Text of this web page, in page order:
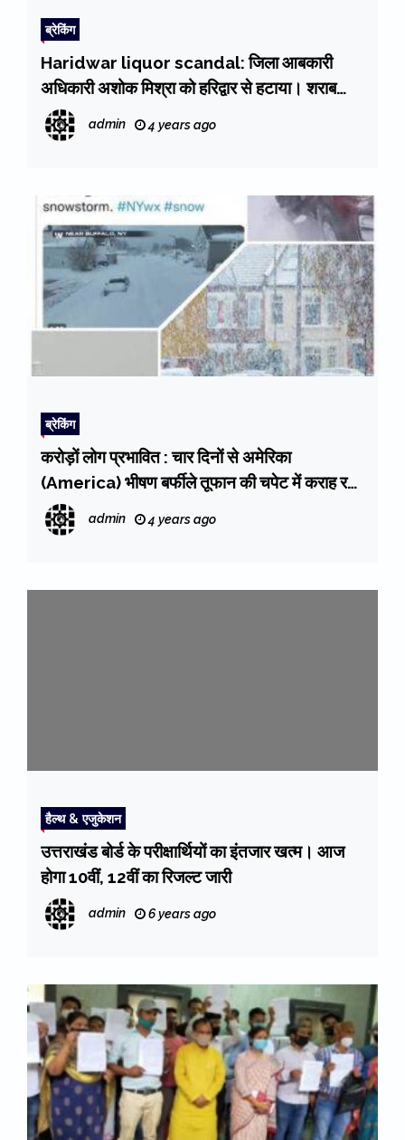
ब्रेकिंग
Haridwar liquor scandal: जिला आबकारी
अधिकारी अशोक मिश्रा को हरिद्वार से हटाया। शराब
कांड के चलते हुई कार्रवाई
admin 4 years ago
ब्रेकिंग
करोड़ों लोग प्रभावित : चार दिनों से अमेरिका
(America) भीषण बर्फीले तूफान की चपेट में कराह रहा,
जनजीवन पूरी तरह अस्त-व्यस्त
admin 4 years ago
हैल्थ & एजुकेशन
उत्तराखंड बोर्ड के परीक्षार्थियों का इंतजार खत्म। आज
होगा 10वीं, 12वीं का रिजल्ट जारी
admin 6 years ago